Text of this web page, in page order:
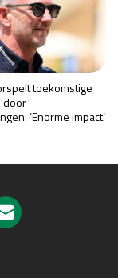
toekomstige
door
‘Enorme impact’